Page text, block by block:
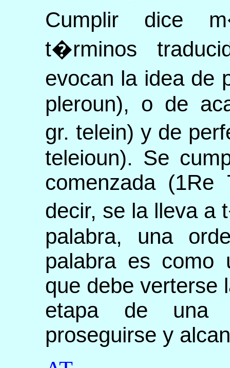
Cumplir dice
t�rminos
evocan la idea de
pleroun), o de
gr. telein) y de
teleioun). Se
comenzada
decir, se la lleva a
palabra, una
palabra es como
que debe verterse
etapa de una
proseguirse y